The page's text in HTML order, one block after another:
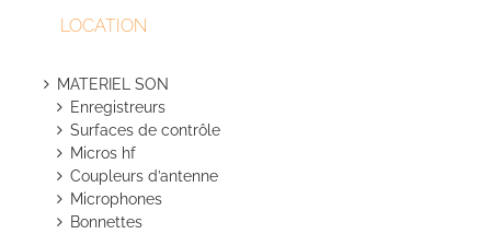
LOCATION
MATERIEL SON
Enregistreurs
Surfaces de contrôle
Micros hf
Coupleurs d’antenne
Microphones
Bonnettes